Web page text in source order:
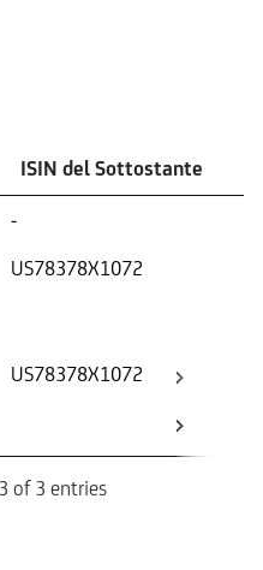
ISIN del Sottostante
-
US78378X1072
US78378X1072
of 3 entries